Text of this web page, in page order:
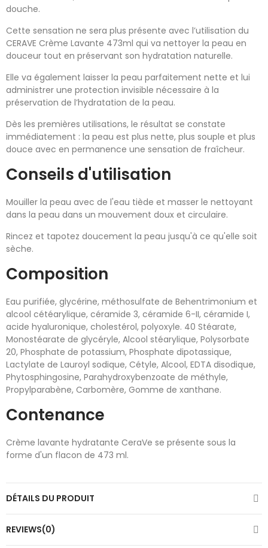
douche.
Cette sensation ne sera plus présente avec l’utilisation du
CERAVE Crème Lavante 473ml qui va nettoyer la peau en
douceur tout en préservant son hydratation naturelle.
Elle va également laisser la peau parfaitement nette et lui
administrer une protection invisible nécessaire à la
préservation de l’hydratation de la peau.
Dès les premières utilisations, le résultat se constate
immédiatement : la peau est plus nette, plus souple et plus
douce avec en permanence une sensation de fraîcheur.
Conseils d'utilisation
Mouiller la peau avec de l'eau tiède et masser le nettoyant
dans la peau dans un mouvement doux et circulaire.
Rincez et tapotez doucement la peau jusqu'à ce qu'elle soit
sèche.
Composition
Eau purifiée, glycérine, méthosulfate de Behentrimonium et
alcool cétéarylique, céramide 3, céramide 6-II, céramide I,
acide hyaluronique, cholestérol, polyoxyle. 40 Stéarate,
Monostéarate de glycéryle, Alcool stéarylique, Polysorbate
20, Phosphate de potassium, Phosphate dipotassique,
Lactylate de Lauroyl sodique, Cétyle, Alcool, EDTA disodique,
Phytosphingosine, Parahydroxybenzoate de méthyle,
Propylparabène, Carbomère, Gomme de xanthane.
Contenance
Crème lavante hydratante CeraVe se présente sous la
forme d'un flacon de 473 ml.
DÉTAILS DU PRODUIT
REVIEWS(0)